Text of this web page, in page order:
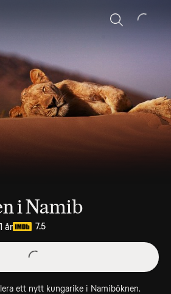
Sök
i Namib
år 7.5
ett nytt kungarike i Namiböknen.